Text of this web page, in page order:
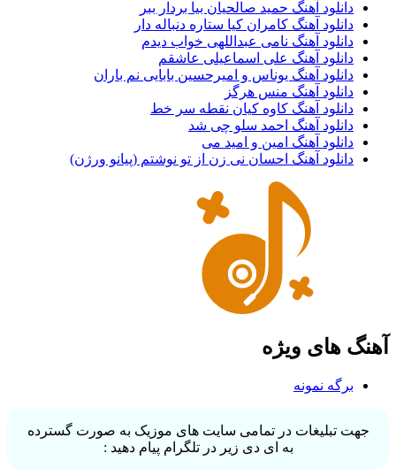
دانلود آهنگ حمید صالحیان بیا بردار ببر
دانلود آهنگ کامران کیا ستاره دنباله دار
دانلود آهنگ نامی عبداللهی خواب دیدم
دانلود آهنگ علی اسماعیلی عاشقم
دانلود آهنگ یوناس و امیرحسین بابایی نم باران
دانلود آهنگ منس هرگز
دانلود آهنگ کاوه کیان نقطه سر خط
دانلود آهنگ احمد سلو چی شد
دانلود آهنگ امین و امید می
دانلود آهنگ احسان نی زن از تو نوشتم (پیانو ورژن)
آهنگ های ویژه
برگه نمونه
جهت تبلیغات در تمامی سایت های موزیک به صورت گسترده
به ای دی زیر در تلگرام پیام دهید :